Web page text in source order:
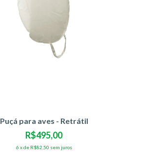
Puçá para aves - Retrátil
R$495,00
6 xde R$82,50 sem juros